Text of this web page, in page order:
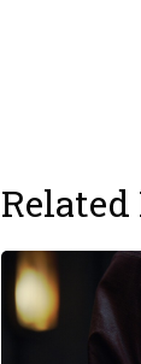
Related